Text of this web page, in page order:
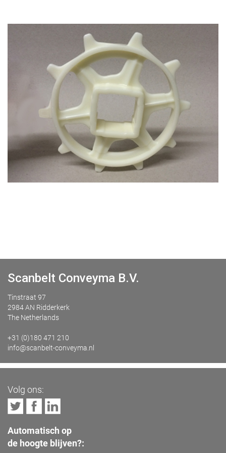
Scanbelt Conveyma B.V.
Tinstraat 97
2984 AN Ridderkerk
The Netherlands
+31 (0)180 471 210
info@scanbelt-conveyma.nl
Volg ons:
Automatisch op
de hoogte blijven?: